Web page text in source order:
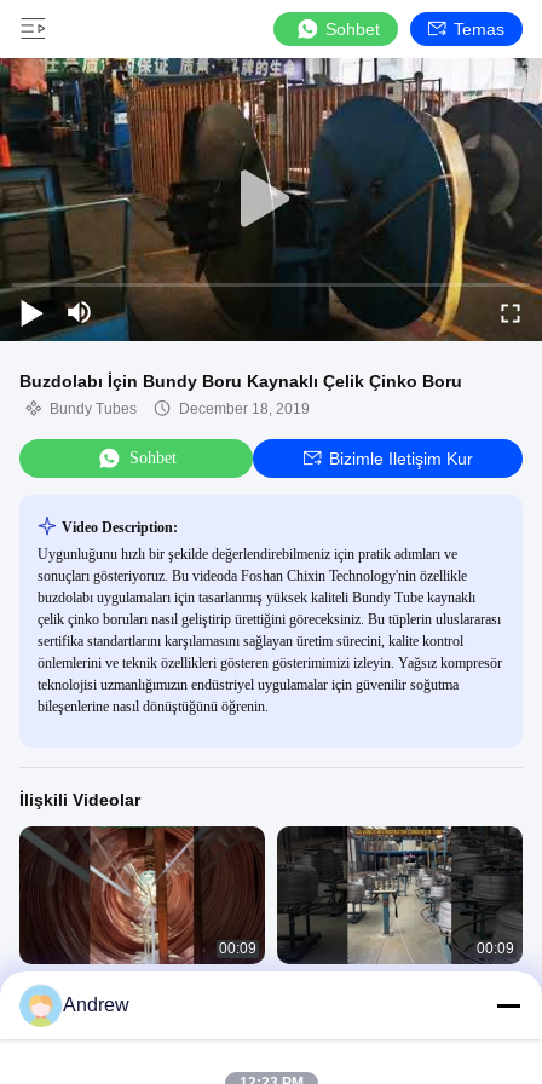
Sohbet Temas
Buzdolabı İçin Bundy Boru Kaynaklı Çelik Çinko Boru
Bundy Tubes December 18, 2019
Sohbet Bizimle Iletişim Kur
Video Description:
Uygunluğunu hızlı bir şekilde değerlendirebilmeniz için pratik adımları ve
sonuçları gösteriyoruz. Bu videoda Foshan Chixin Technology'nin özellikle
buzdolabı uygulamaları için tasarlanmış yüksek kaliteli Bundy Tube kaynaklı
çelik çinko boruları nasıl geliştirip ürettiğini göreceksiniz. Bu tüplerin uluslararası
sertifika standartlarını karşılamasını sağlayan üretim sürecini, kalite kontrol
önlemlerini ve teknik özellikleri gösteren gösterimimizi izleyin. Yağsız kompresör
teknolojisi uzmanlığımızın endüstriyel uygulamalar için güvenilir soğutma
bileşenlerine nasıl dönüştüğünü öğrenin.
İlişkili Videolar
00:09
Bakırla Kaplanmış Kondansör Tüpleri
Paketlendi
Bundy Tubes
00:09
Andrew